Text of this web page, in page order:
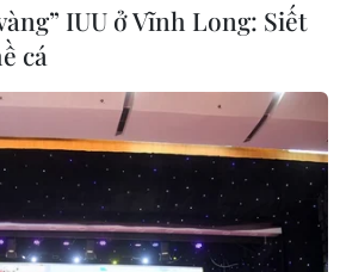
IUU ở Vĩnh Long: Siết
cá